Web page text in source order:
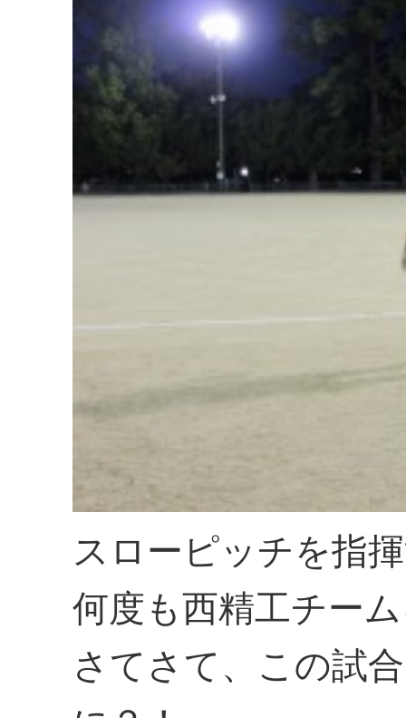
スローピッチを指
何度も西精工チー
さてさて、この試